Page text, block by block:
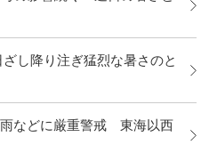
し降り注ぎ猛烈な暑さのと
などに厳重警戒 東海以西